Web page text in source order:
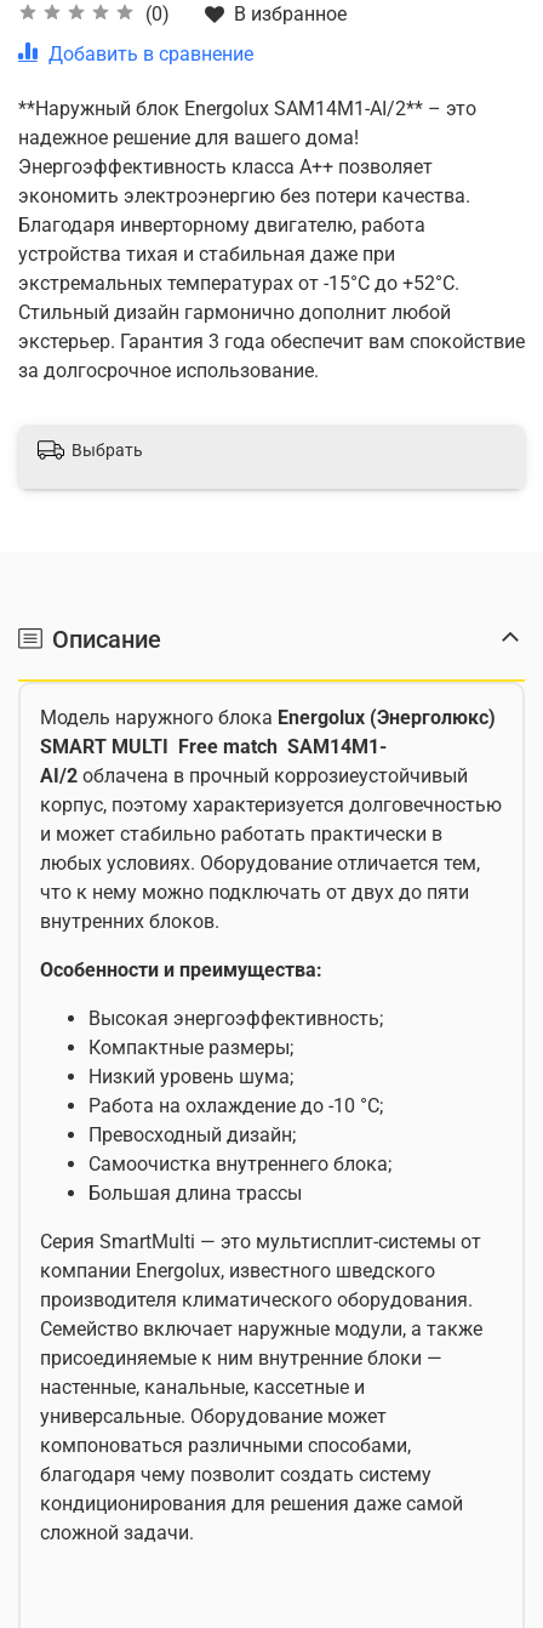
(0)
В избранное
Добавить в сравнение
**Наружный блок Energolux SAM14M1-AI/2** – это
надежное решение для вашего дома!
Энергоэффективность класса A++ позволяет
экономить электроэнергию без потери качества.
Благодаря инверторному двигателю, работа
устройства тихая и стабильная даже при
экстремальных температурах от -15°C до +52°C.
Стильный дизайн гармонично дополнит любой
экстерьер. Гарантия 3 года обеспечит вам спокойствие
за долгосрочное использование.
Выбрать
Описание
Модель наружного блока Energolux (Энерголюкс)
SMART MULTI Free match SAM14M1-
AI/2 облачена в прочный коррозиеустойчивый
корпус, поэтому характеризуется долговечностью
и может стабильно работать практически в
любых условиях. Оборудование отличается тем,
что к нему можно подключать от двух до пяти
внутренних блоков.
Особенности и преимущества:
Высокая энергоэффективность;
Компактные размеры;
Низкий уровень шума;
Работа на охлаждение до -10 °С;
Превосходный дизайн;
Самоочистка внутреннего блока;
Большая длина трассы
Серия SmartMulti — это мультисплит-системы от
компании Energolux, известного шведского
производителя климатического оборудования.
Семейство включает наружные модули, а также
присоединяемые к ним внутренние блоки —
настенные, канальные, кассетные и
универсальные. Оборудование может
компоноваться различными способами,
благодаря чему позволит создать систему
кондиционирования для решения даже самой
сложной задачи.